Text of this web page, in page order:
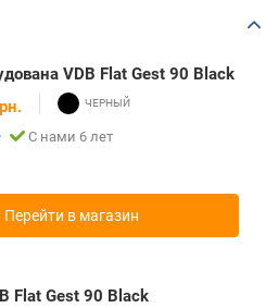
VDB Flat Gest 90 Black
С нами 6 лет
Перейти в магазин
Flat Gest 90 Black